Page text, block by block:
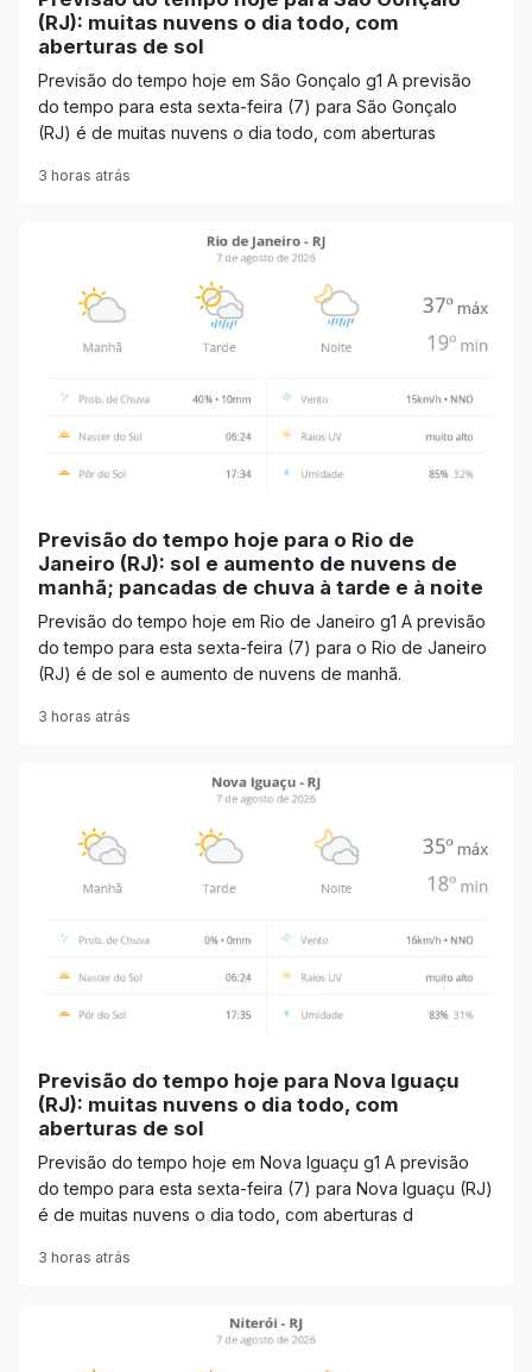
(RJ): muitas nuvens o dia todo, com
aberturas de sol
Previsão do tempo hoje em São Gonçalo g1 A previsão
do tempo para esta sexta-feira (7) para São Gonçalo
(RJ) é de muitas nuvens o dia todo, com aberturas
3 horas atrás
Previsão do tempo hoje para o Rio de
Janeiro (RJ): sol e aumento de nuvens de
manhã; pancadas de chuva à tarde e à noite
Previsão do tempo hoje em Rio de Janeiro g1 A previsão
do tempo para esta sexta-feira (7) para o Rio de Janeiro
(RJ) é de sol e aumento de nuvens de manhã.
3 horas atrás
Previsão do tempo hoje para Nova Iguaçu
(RJ): muitas nuvens o dia todo, com
aberturas de sol
Previsão do tempo hoje em Nova Iguaçu g1 A previsão
do tempo para esta sexta-feira (7) para Nova Iguaçu (RJ)
é de muitas nuvens o dia todo, com aberturas d
3 horas atrás